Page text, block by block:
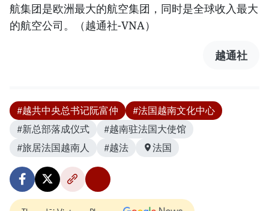
航集团是欧洲最大的航空集团，同时是全球收入最大
的航空公司。（越通社-VNA）
越通社
#越共中央总书记阮富仲
#法国越南文化中心
#新总部落成仪式
#越南驻法国大使馆
#旅居法国越南人
#越法 法国